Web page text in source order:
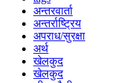
अन्तरवार्ता
अन्तर्राष्ट्रिय
अपराध/सुरक्षा
अर्थ
खेलकुद
खेलकुद